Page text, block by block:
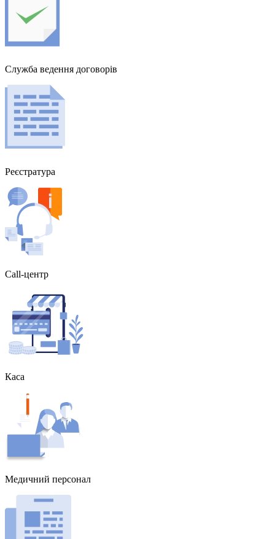
Служба ведення договорів
Реєстратура
Call-центр
Каса
Медичний персонал